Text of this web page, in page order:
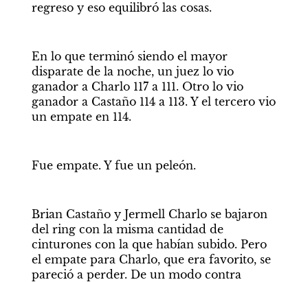
regreso y eso equilibró las cosas.
En lo que terminó siendo el mayor
disparate de la noche, un juez lo vio
ganador a Charlo 117 a 111. Otro lo vio
ganador a Castaño 114 a 113. Y el tercero vio
un empate en 114.
Fue empate. Y fue un peleón.
Brian Castaño y Jermell Charlo se bajaron
del ring con la misma cantidad de
cinturones con la que habían subido. Pero
el empate para Charlo, que era favorito, se
pareció a perder. De un modo contra